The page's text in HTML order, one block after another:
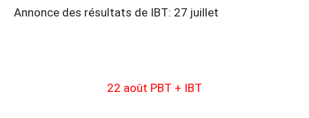
Annonce des résultats de IBT: 27 juillet
22 août PBT + IBT